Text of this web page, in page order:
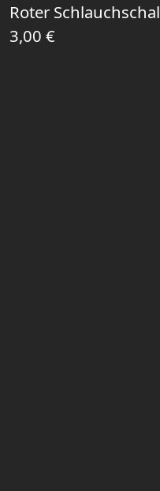
Roter Schlauchschal
3,00 €